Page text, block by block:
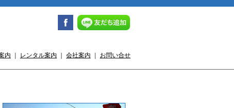
内 レンタル案内 会社案内 お問い合せ